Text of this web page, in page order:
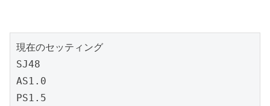
現在のセッティング
SJ48
AS1.0
PS1.5